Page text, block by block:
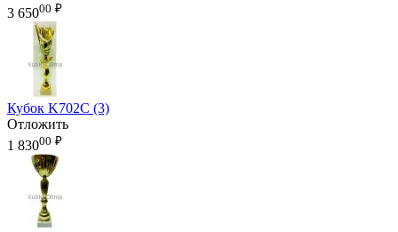
3 65000 ₽
Кубок K702C (3)
Отложить
1 83000 ₽